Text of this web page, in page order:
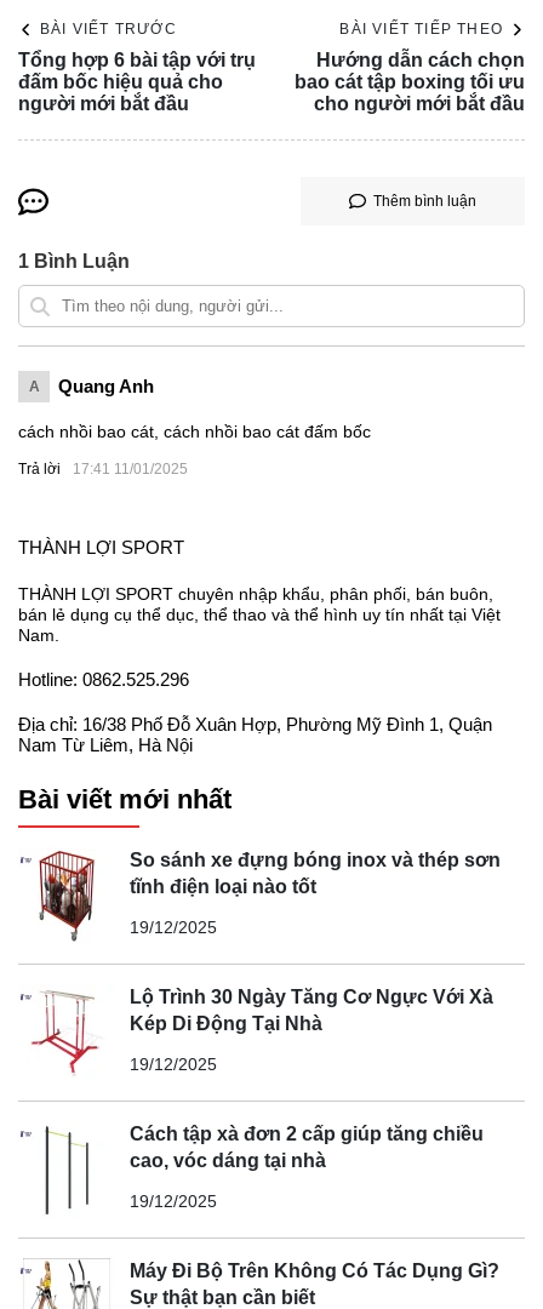
BÀI VIẾT TRƯỚC
Tổng hợp 6 bài tập với trụ
đấm bốc hiệu quả cho
người mới bắt đầu
BÀI VIẾT TIẾP THEO
Hướng dẫn cách chọn
bao cát tập boxing tối ưu
cho người mới bắt đầu
Thêm bình luận
1 Bình Luận
A Quang Anh
cách nhồi bao cát, cách nhồi bao cát đấm bốc
Trả lời 17:41 11/01/2025
THÀNH LỢI SPORT
THÀNH LỢI SPORT chuyên nhập khẩu, phân phối, bán buôn,
bán lẻ dụng cụ thể dục, thể thao và thể hình uy tín nhất tại Việt
Nam.
Hotline: 0862.525.296
Địa chỉ: 16/38 Phố Đỗ Xuân Hợp, Phường Mỹ Đình 1, Quận
Nam Từ Liêm, Hà Nội
Bài viết mới nhất
So sánh xe đựng bóng inox và thép sơn
tĩnh điện loại nào tốt
19/12/2025
Lộ Trình 30 Ngày Tăng Cơ Ngực Với Xà
Kép Di Động Tại Nhà
19/12/2025
Cách tập xà đơn 2 cấp giúp tăng chiều
cao, vóc dáng tại nhà
19/12/2025
Máy Đi Bộ Trên Không Có Tác Dụng Gì?
Sự thật bạn cần biết